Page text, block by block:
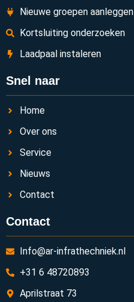
Nieuwe groepen aanleggen
Kortsluiting onderzoeken
Laadpaal instaleren
Snel naar
Home
Over ons
Service
Nieuws
Contact
Contact
Info@ar-infrathechniek.nl
+31 6 48720893
Aprilstraat 73